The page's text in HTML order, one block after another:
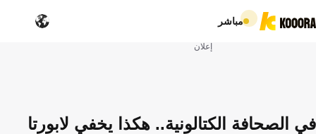
مباشر
إعلان
في الصحافة الكتالونية.. هكذا يخفي لابورتا